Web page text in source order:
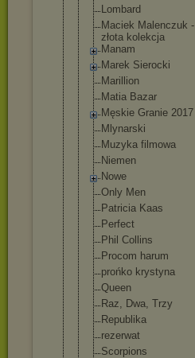
Lombard
Maciek Malenczuk -
złota kolekcja
Manam
Marek Sierocki
Marillion
Matia Bazar
Męskie Granie 2017
Mlynarski
Muzyka filmowa
Niemen
Nowe
Only Men
Patricia Kaas
Perfect
Phil Collins
Procom harum
prońko krystyna
Queen
Raz, Dwa, Trzy
Republika
rezerwat
Scorpions